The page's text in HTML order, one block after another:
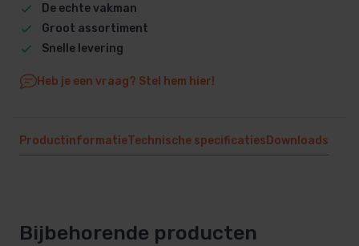
De echte vakman
Groot assortiment
Snelle levering
Heb je een vraag? Stel hem hier!
ProductinformatieTechnische specificaties Downloads
Bijbehorende producten